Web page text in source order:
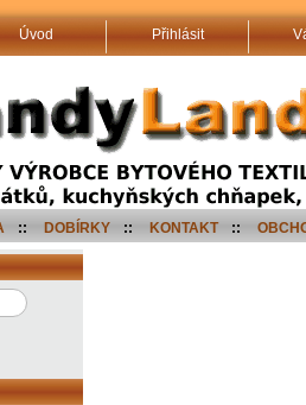
Úvod Přihlásit
:: DOBÍRKY :: KONTAKT ::